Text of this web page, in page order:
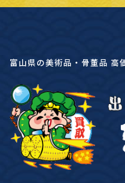
富山県の美術品・骨董品 高